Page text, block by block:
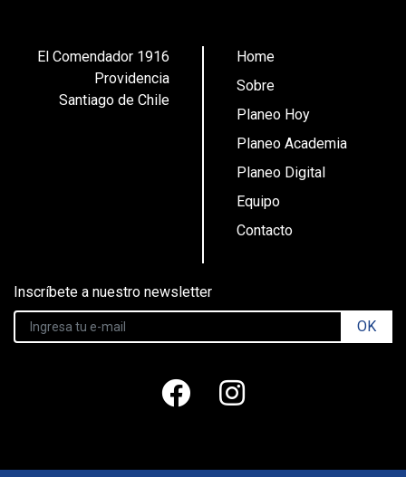
El Comendador 1916
Providencia
Santiago de Chile
Home
Sobre
Planeo Hoy
Planeo Academia
Planeo Digital
Equipo
Contacto
Inscríbete a nuestro newsletter
OK